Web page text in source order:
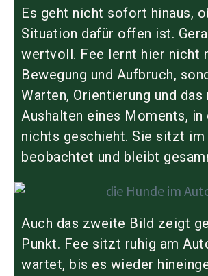
Es geht nicht sofort hinaus,
Situation dafür offen ist.
wertvoll. Fee lernt hier nicht
Bewegung und Aufbruch,
Warten, Orientierung und das
Aushalten eines Moments, in
nichts geschieht. Sie sitzt im
beobachtet und bleibt
Auch das zweite Bild zeigt
Punkt. Fee sitzt ruhig am
wartet, bis es wieder